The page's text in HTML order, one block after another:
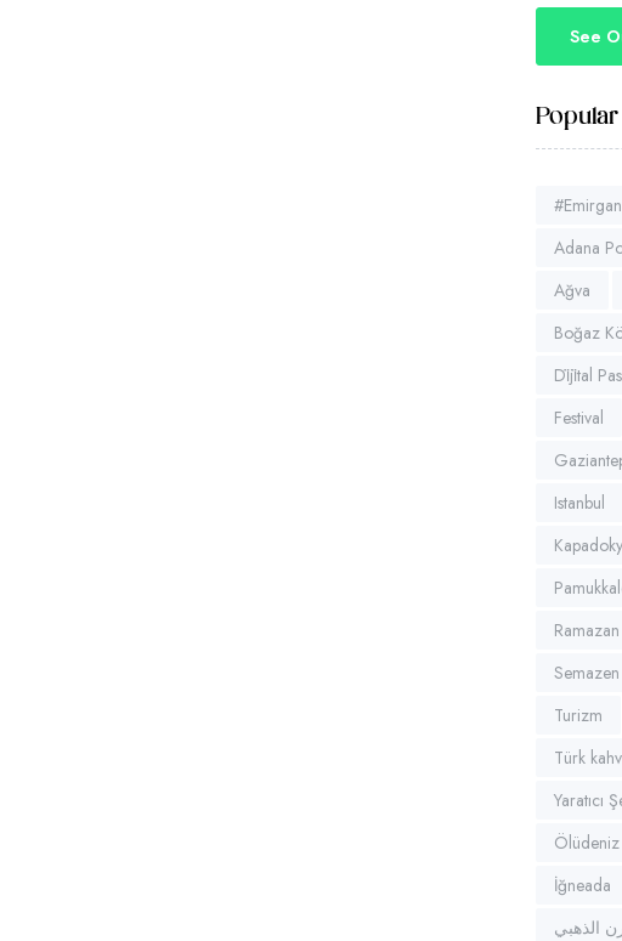
See
Popular
#Emirgan
Adana
Ağva
Boğaz
Di̇ji̇tal
Festival
Istanbul
Semazen
Turizm
Türk
Yaratıcı
Ölüdeniz
İğneada
الذهبي